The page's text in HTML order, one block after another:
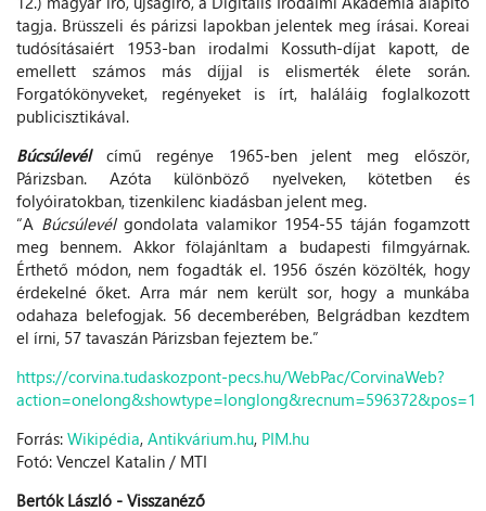
tagja. Brüsszeli és párizsi lapokban jelentek meg írásai. Koreai
tudósításaiért 1953-ban irodalmi Kossuth-díjat kapott, de
emellett számos más díjjal is elismerték élete során.
Forgatókönyveket, regényeket is írt, haláláig foglalkozott
publicisztikával.
Búcsúlevélcímű regénye 1965-ben jelent meg először,
Párizsban. Azóta különböző nyelveken, kötetben és
folyóiratokban, tizenkilenc kiadásban jelent meg.
“A Búcsúlevélgondolata valamikor 1954-55 táján fogamzott
meg bennem. Akkor fölajánltam a budapesti filmgyárnak.
Érthető módon, nem fogadták el. 1956 őszén közölték, hogy
érdekelné őket. Arra már nem került sor, hogy a munkába
odahaza belefogjak. 56 decemberében, Belgrádban kezdtem
el írni, 57 tavaszán Párizsban fejeztem be.”
https://corvina.tudaskozpont-pecs.hu/WebPac/CorvinaWeb?
action=onelong&showtype=longlong&recnum=596372&pos=1
Forrás: Wikipédia, Antikvárium.hu, PIM.hu
Fotó: Venczel Katalin / MTI
Bertók László - Visszanéző